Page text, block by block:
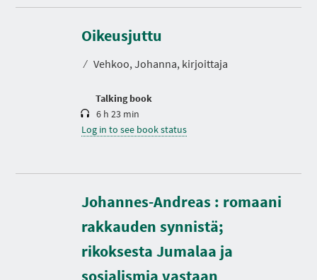
Oikeusjuttu
⁄ Vehkoo, Johanna, kirjoittaja
Talking book
D
r
a
i
6 h 23 min
Log in to see book status
Johannes-Andreas : romaani
rakkauden synnistä;
rikoksesta Jumalaa ja
sosialismia vastaan
D
u
r